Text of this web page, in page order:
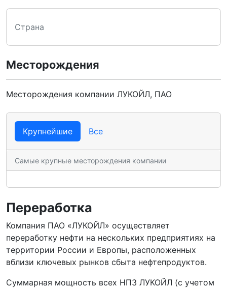
Страна
Месторождения
Месторождения компании ЛУКОЙЛ, ПАО
Крупнейшие Все
Самые крупные месторождения компании
Переработка
Компания ПАО «ЛУКОЙЛ» осуществляет
переработку нефти на нескольких предприятиях на
территории России и Европы, расположенных
вблизи ключевых рынков сбыта нефтепродуктов.
Суммарная мощность всех НПЗ ЛУКОЙЛ (с учетом